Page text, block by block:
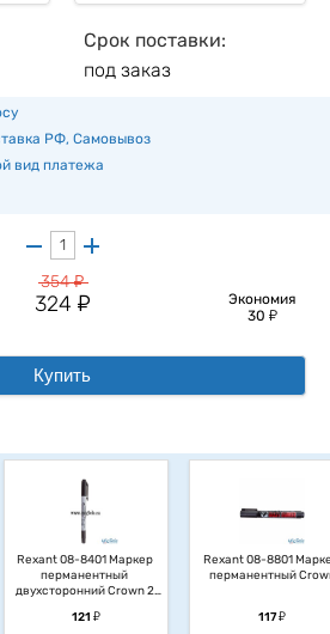
Срок поставки:
под заказ
РФ, Самовывоз
вид платежа
354у
324 у
Экономия
30 у
Купить
Rexant 08-8401 Маркер
перманентный
двухсторонний Crown 2
121 у
Rexant 08-8801
перманентный
117у